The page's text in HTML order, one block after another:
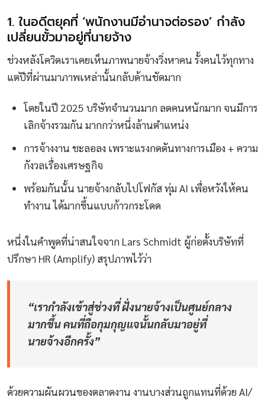
1. ในอดีตยุคที่ ‘พนักงานมีอำนาจต่อรอง’ กำลัง
เปลี่ยนขั้วมาอยู่ที่นายจ้าง
ช่วงหลังโควิดเราเคยเห็นภาพนายจ้างวิ่งหาคน รั้งคนไว้ทุกทาง
แต่ปีที่ผ่านมาภาพเหล่านั้นกลับด้านชัดมาก
โดยในปี 2025 บริษัทจำนวนมาก ลดคนหนักมาก จนมีการ
เลิกจ้างรวมกัน มากกว่าหนึ่งล้านตำแหน่ง
การจ้างงาน ชะลอลง เพราะแรงกดดันทางการเมือง + ความ
กังวลเรื่องเศรษฐกิจ
พร้อมกันนั้น นายจ้างกลับไปโฟกัส ทุ่ม AI เพื่อหวังให้คน
ทำงาน ได้มากขึ้นแบบก้าวกระโดด
หนึ่งในคำพูดที่น่าสนใจจาก Lars Schmidt ผู้ก่อตั้งบริษัทที่
ปรึกษา HR (Amplify) สรุปภาพไว้ว่า
“เรากำลังเข้าสู่ช่วงที่ ฝั่งนายจ้างเป็นศูนย์กลาง
มากขึ้น คนที่ถือกุมกุญแจนั้นกลับมาอยู่ที่
นายจ้างอีกครั้ง”
ด้วยความผันผวนของตลาดงาน งานบางส่วนถูกแทนที่ด้วย AI/